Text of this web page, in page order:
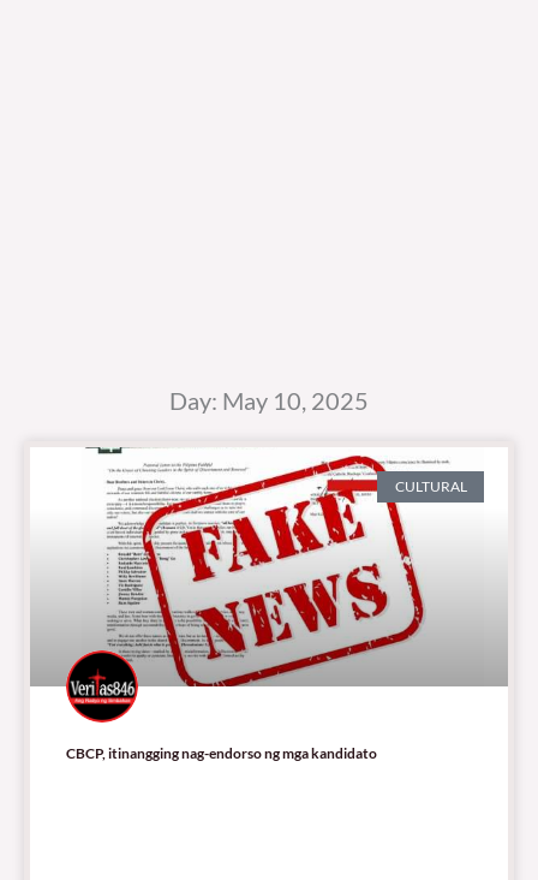
Day: May 10, 2025
CULTURAL
CBCP, itinangging nag-endorso ng mga kandidato